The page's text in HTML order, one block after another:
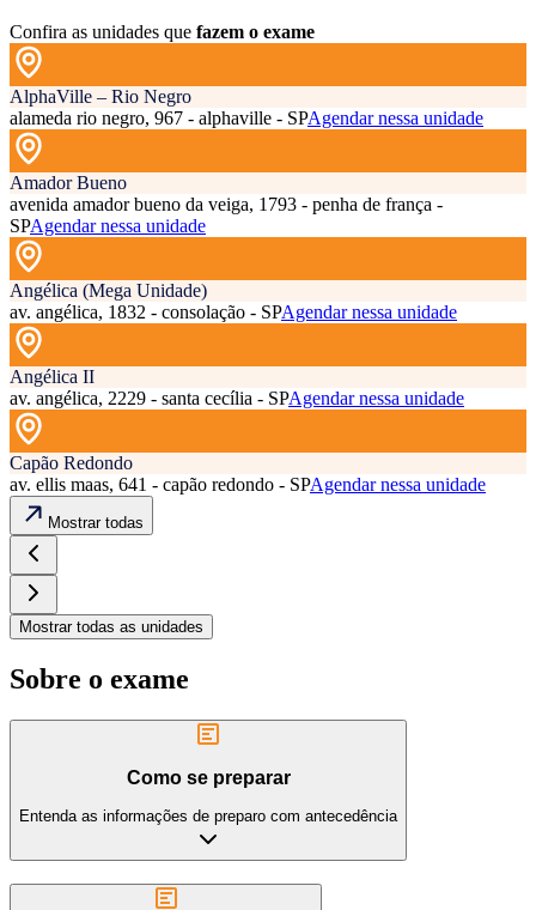
Confira as unidades que fazem o exame
AlphaVille – Rio Negro
alameda rio negro, 967 - alphaville - SPAgendar nessa unidade
Amador Bueno
avenida amador bueno da veiga, 1793 - penha de frança -
SPAgendar nessa unidade
Angélica (Mega Unidade)
av. angélica, 1832 - consolação - SPAgendar nessa unidade
Angélica II
av. angélica, 2229 - santa cecília - SPAgendar nessa unidade
Capão Redondo
av. ellis maas, 641 - capão redondo - SPAgendar nessa unidade
Mostrar todas
Mostrar todas as unidades
Sobre o exame
Como se preparar
Entenda as informações de preparo com antecedência